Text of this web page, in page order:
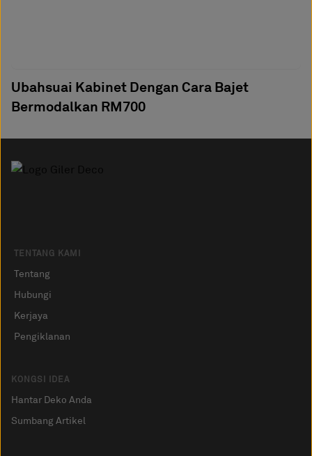
Ubahsuai Kabinet Dengan Cara Bajet
Bermodalkan RM700
TENTANG KAMI
Tentang
Hubungi
Kerjaya
Pengiklanan
KONGSI IDEA
Hantar Deko Anda
Sumbang Artikel